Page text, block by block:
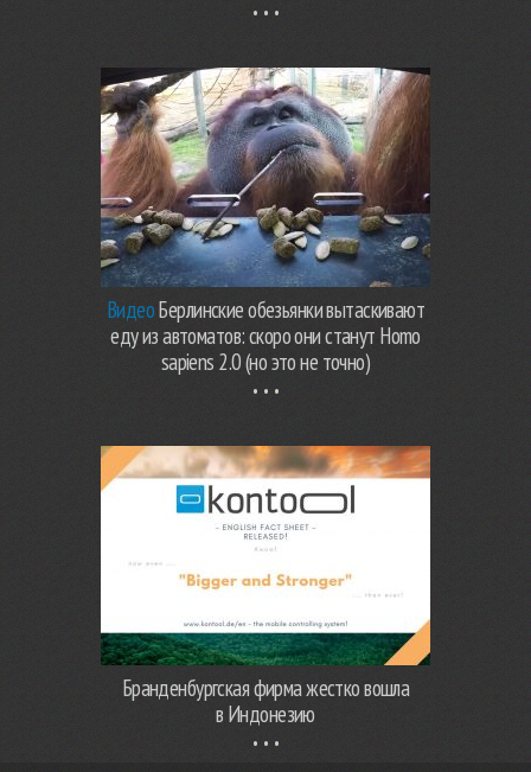
ВидеоБерлинские обезьянки вытаскивают
еду из автоматов: скоро они станут Homo
sapiens 2.0 (но это не точно)
Бранденбургская фирма жестко вошла
в Индонезию